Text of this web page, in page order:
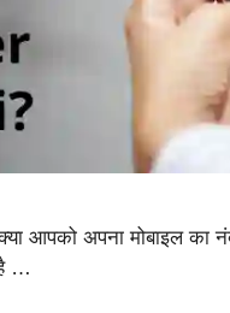
आपको अपना मोबाइल का
…